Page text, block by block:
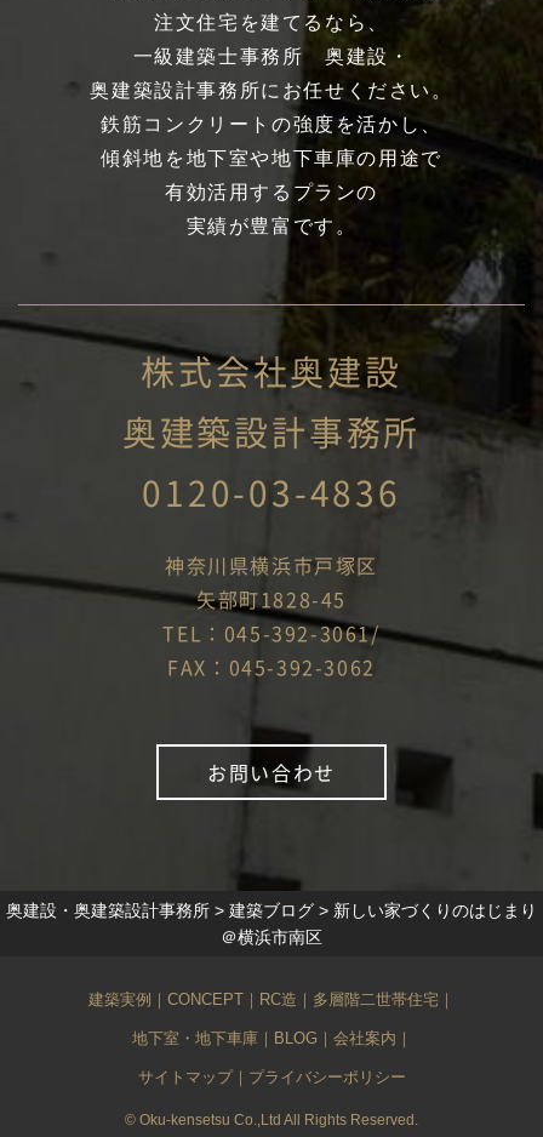
注文住宅を建てるなら、
一級建築士事務所 奥建設・
奥建築設計事務所にお任せください。
鉄筋コンクリートの強度を活かし、
傾斜地を地下室や地下車庫の用途で
有効活用するプランの
実績が豊富です。
株式会社奥建設
奥建築設計事務所
0120-03-4836
神奈川県横浜市戸塚区
矢部町1828-45
TEL：045-392-3061/
FAX：045-392-3062
お問い合わせ
奥建設・奥建築設計事務所 > 建築ブログ > 新しい家づくりのはじまり
＠横浜市南区
建築実例 ｜ CONCEPT ｜ RC造 ｜ 多層階二世帯住宅 ｜
地下室・地下車庫｜ BLOG ｜ 会社案内 ｜
サイトマップ｜ プライバシーポリシー
© Oku-kensetsu Co.,Ltd All Rights Reserved.